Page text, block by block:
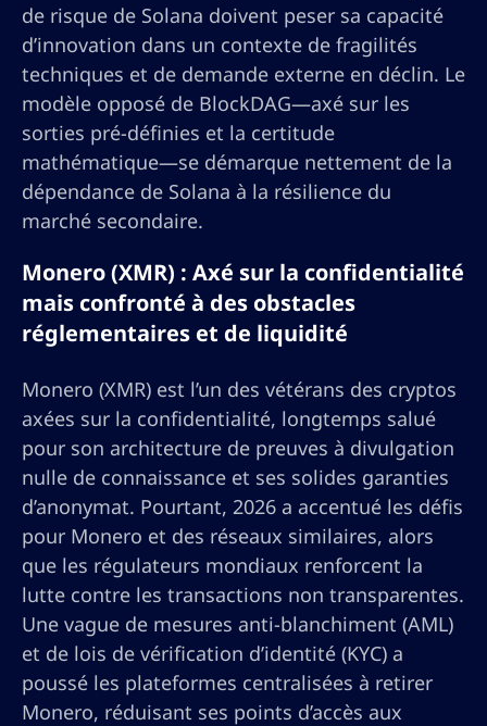
de risque de Solana doivent peser sa capacité
d’innovation dans un contexte de fragilités
techniques et de demande externe en déclin. Le
modèle opposé de BlockDAG—axé sur les
sorties pré-définies et la certitude
mathématique—se démarque nettement de la
dépendance de Solana à la résilience du
marché secondaire.
Monero (XMR) : Axé sur la confidentialité
mais confronté à des obstacles
réglementaires et de liquidité
Monero (XMR) est l’un des vétérans des cryptos
axées sur la confidentialité, longtemps salué
pour son architecture de preuves à divulgation
nulle de connaissance et ses solides garanties
d’anonymat. Pourtant, 2026 a accentué les défis
pour Monero et des réseaux similaires, alors
que les régulateurs mondiaux renforcent la
lutte contre les transactions non transparentes.
Une vague de mesures anti-blanchiment (AML)
et de lois de vérification d’identité (KYC) a
poussé les plateformes centralisées à retirer
Monero, réduisant ses points d’accès aux